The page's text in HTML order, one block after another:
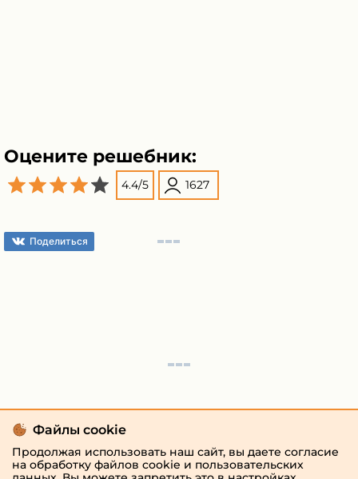
Оцените решебник:
4.4/5 1627
Поделиться
Файлы cookie
Продолжая использовать наш сайт, вы даете согласие
на обработку файлов cookie и пользовательских